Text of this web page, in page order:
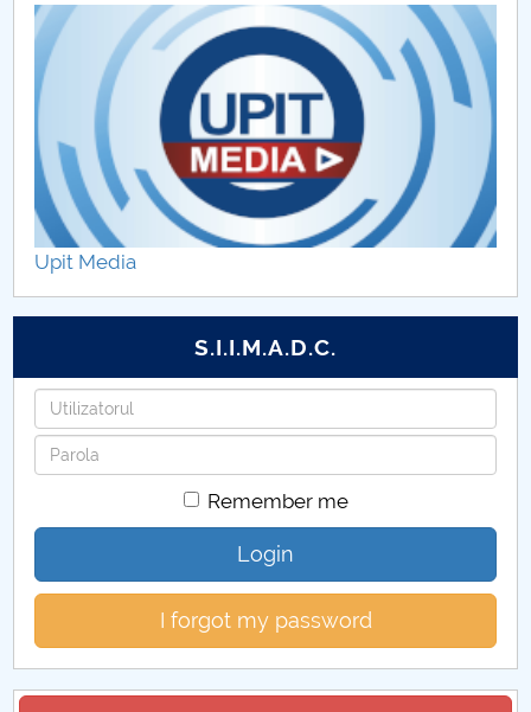
MENIU CANTINA
Admitere licență 2025
Admitere master 2025
Taxe Admitere 2025
Upit Media
S.I.I.M.A.D.C.
Username
Password
Remember me
Login
I forgot my password